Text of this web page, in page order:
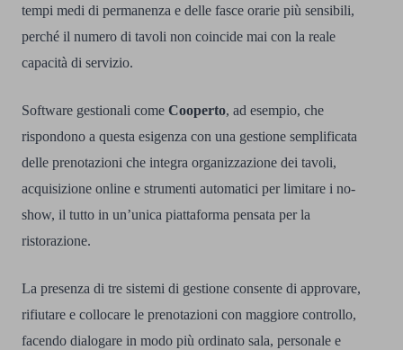
tempi medi di permanenza e delle fasce orarie più sensibili,
perché il numero di tavoli non coincide mai con la reale
capacità di servizio.
Software gestionali come Cooperto, ad esempio, che
rispondono a questa esigenza con una gestione semplificata
delle prenotazioni che integra organizzazione dei tavoli,
acquisizione online e strumenti automatici per limitare i no-
show, il tutto in un’unica piattaforma pensata per la
ristorazione.
La presenza di tre sistemi di gestione consente di approvare,
rifiutare e collocare le prenotazioni con maggiore controllo,
facendo dialogare in modo più ordinato sala, personale e